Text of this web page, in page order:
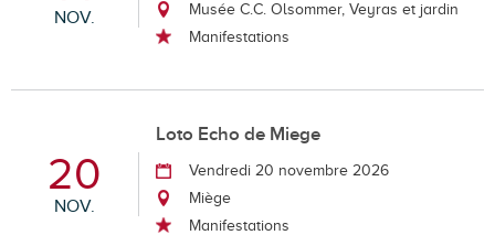
NOV.
Musée C.C. Olsommer, Veyras et jardin
Manifestations
20
NOV.
Loto Echo de Miege
Vendredi 20 novembre 2026
Miège
Manifestations